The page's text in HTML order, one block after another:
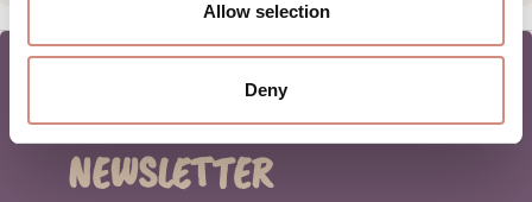
Allow selection
Deny
NEWSLETTER